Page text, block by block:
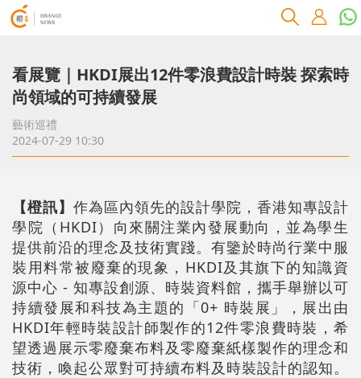
看展覽｜HKDI展出12件零浪費設計時裝 探索時
尚領域的可持續發展
藝術巡禮
2024-07-29 10:30
【橙訊】 作為區內領先的設計學院，香港知專設計
學院（HKDI）向來關注業內發展動向，並為學生
提供前沿的理念及技術實踐。有鑒於時尚行業中服
裝用料常被廢棄的現象，HKDI及其旗下的知識資
源中心 - 知專設創源、時裝資料館，攜手舉辦以可
持續發展和科技為主題的「0+ 時裝展」，展出由
HKDI年輕時裝設計師製作的12件零浪費時裝，希
望透過展示零廢棄布料及零廢棄紙樣製作的理念和
技術，喚起公眾對可持續布料及時裝設計的認知。